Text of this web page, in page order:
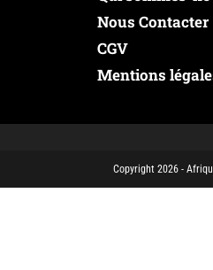
Nous Contacter
CGV
Mentions
Copyright 2026 -